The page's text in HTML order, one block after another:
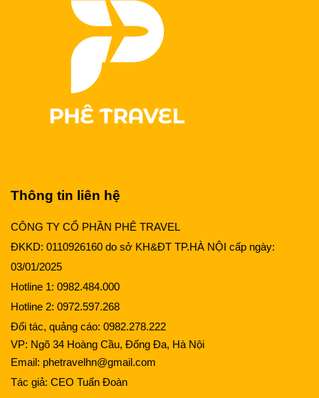
Thông tin liên hệ
CÔNG TY CỔ PHẦN PHÊ TRAVEL
ĐKKD: 0110926160 do sở KH&ĐT TP.HÀ NỘI cấp ngày:
03/01/2025
Hotline 1: 0982.484.000
Hotline 2: 0972.597.268
Đối tác, quảng cáo: 0982.278.222
VP: Ngõ 34 Hoàng Cầu, Đống Đa, Hà Nội
Email: phetravelhn@gmail.com
Tác giả: CEO Tuấn Đoàn